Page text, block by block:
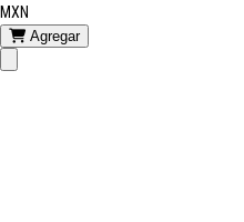
MXN
Agregar